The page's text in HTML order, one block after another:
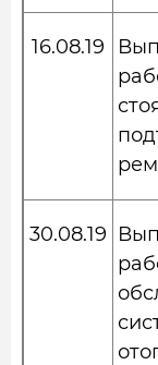
16.08.19
30.08.19